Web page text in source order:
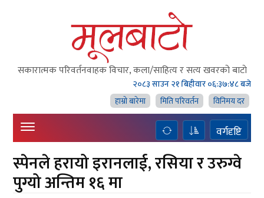
सकारात्मक परिवर्तनवाहक विचार, कला/साहित्य र सत्य खवरको बाटाे
२०८३ साउन २१ बिहीवार०६:३७:४९ बजे
हाम्राे बारेमा
मिति परिवर्तन विनिमय दर
वर्गदृष्टि
स्पेनले हरायो इरानलाई, रसिया र उरुग्वे
पुग्यो अन्तिम १६ मा